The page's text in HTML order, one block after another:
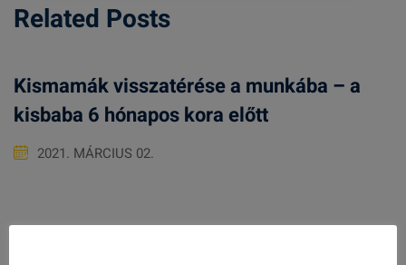
Related Posts
Kismamák visszatérése a munkába – a
kisbaba 6 hónapos kora előtt
2021. MÁRCIUS 02.